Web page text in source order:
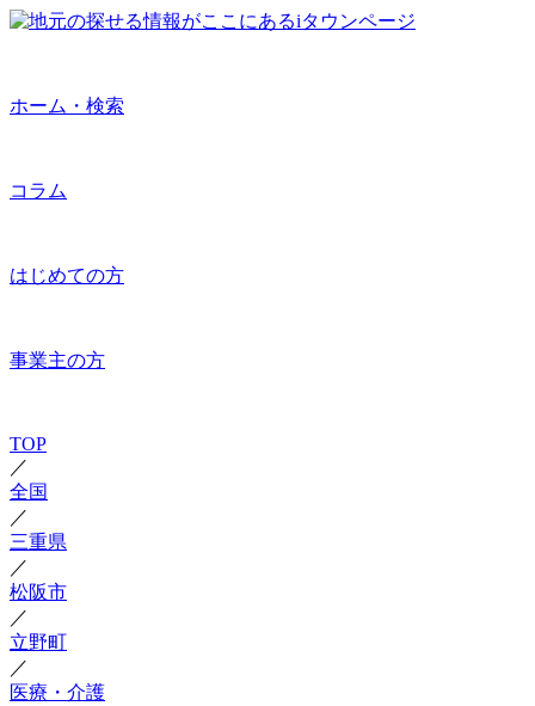
ホーム・検索
コラム
はじめての方
事業主の方
TOP
／
全国
／
三重県
／
松阪市
／
立野町
／
医療・介護